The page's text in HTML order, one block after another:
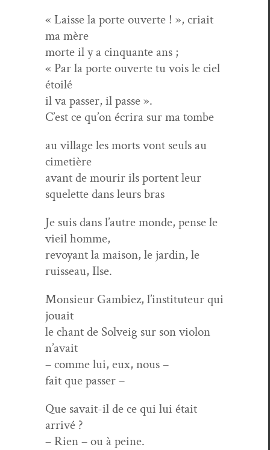
« Laisse la porte ouverte ! », cri­ait
ma mère
morte il y a cinquante ans ;
« Par la porte ouverte tu vois le ciel
étoilé
il va pass­er, il passe ».
C’est ce qu’on écrira sur ma tombe
au vil­lage les morts vont seuls au
cimetière
avant de mourir ils por­tent leur
squelette dans leurs bras
Je suis dans l’autre monde, pense le
vieil homme,
revoy­ant la mai­son, le jardin, le
ruis­seau, Ilse.
Mon­sieur Gam­biez, l’instituteur qui
jouait
le chant de Solveig sur son violon
n’avait
– comme lui, eux, nous –
fait que passer –
Que savait-il de ce qui lui était
arrivé ?
– Rien – ou à peine.